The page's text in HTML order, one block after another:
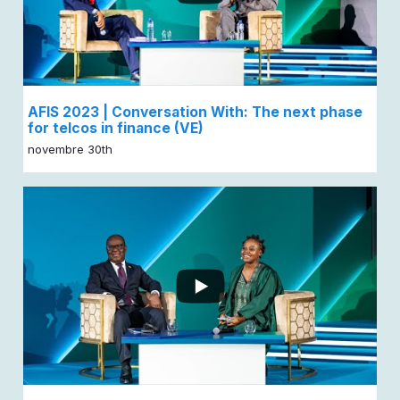
AFIS 2023 | Conversation With: The next phase
for telcos in finance (VE)
novembre 30th